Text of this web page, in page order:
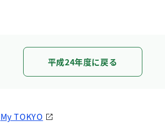
平成24年度に戻る
My TOKYO